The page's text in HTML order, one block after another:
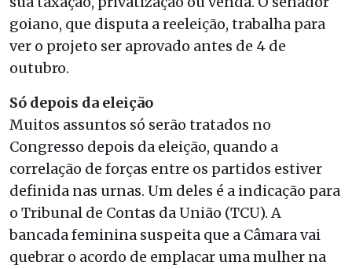
goiano, que disputa a reeleição, trabalha para
ver o projeto ser aprovado antes de 4 de
outubro.
Só depois da eleição
Muitos assuntos só serão tratados no
Congresso depois da eleição, quando a
correlação de forças entre os partidos estiver
definida nas urnas. Um deles é a indicação para
o Tribunal de Contas da União (TCU). A
bancada feminina suspeita que a Câmara vai
quebrar o acordo de emplacar uma mulher na